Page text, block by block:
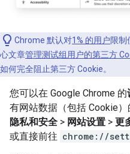
Chrome 默认对1% 的用户限制
心文章管理测试组用户的第三方
如何完全阻止第三方 Cookie。
您可以在 Google Chrome 的
有网站数据（包括 Cookie
隐私和安全 > 网站设置 > 更
或直接前往 chrome://